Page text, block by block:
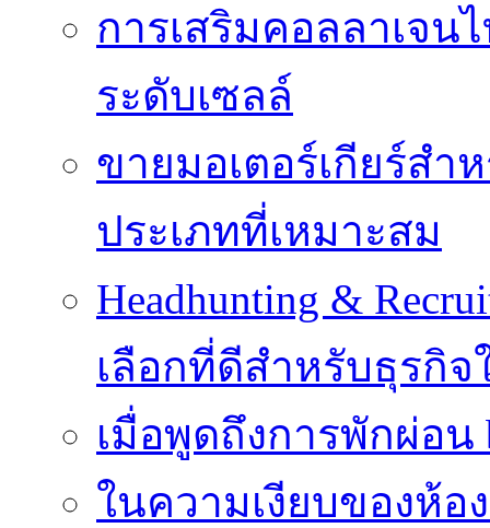
การเสริมคอลลาเจน
ระดับเซลล์
ขายมอเตอร์เกียร์สำ
ประเภทที่เหมาะสม
Headhunting &
เลือกที่ดีสำหรับธุรกิจ
เมื่อพูดถึงการพักผ่อน
ในความเงียบของห้อ